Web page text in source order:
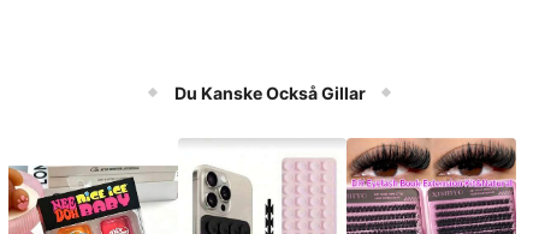
Du Kanske Också Gillar